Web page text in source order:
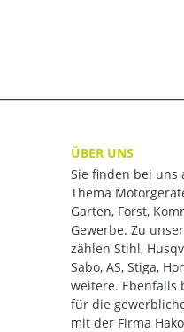
ÜBER UNS
Sie finden bei uns
Thema
Garten, Forst,
Gewerbe. Zu
zählen Stihl,
Sabo, AS, Stiga,
weitere. Ebenfalls
für die
mit der Firma